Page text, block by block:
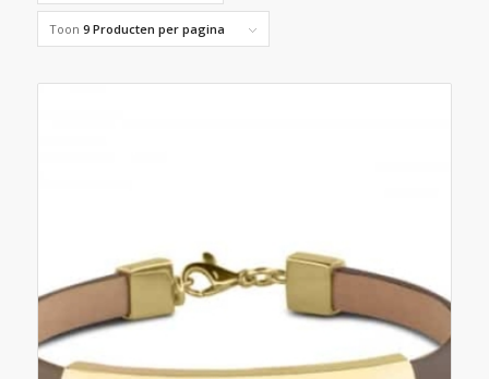
Toon 9 Producten per pagina